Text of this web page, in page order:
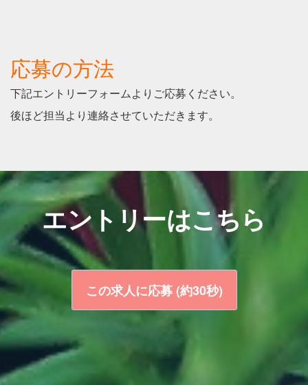
応募の方法
下記エントリーフォームよりご応募ください。
後ほど担当より連絡させていただきます。
エントリーはこちら
この求人に応募(約30秒)